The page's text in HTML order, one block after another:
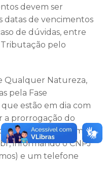
devem ser
datas de vencimentos
de dúvidas, entre
pelo
Qualquer Natureza,
pela Fase
estão em dia com
a prorrogação do
feira, dia 22. o e-mail
informando o CNPJ
e um telefone